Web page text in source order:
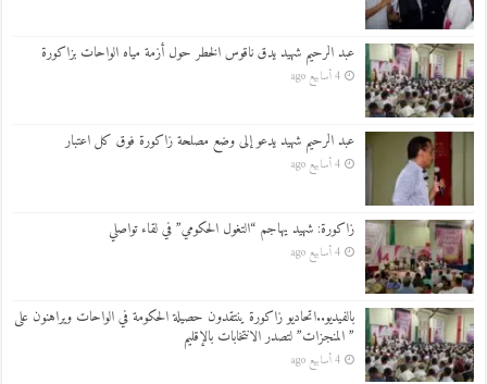
عبد الرحيم شهيد يدق ناقوس الخطر حول أزمة مياه الواحات بزاكورة
4 أسابيع ago
عبد الرحيم شهيد يدعو إلى وضع مصلحة زاكورة فوق كل اعتبار
4 أسابيع ago
زاكورة: شهيد يهاجم “التغول الحكومي” في لقاء تواصلي
4 أسابيع ago
بالفيديو..اتحاديو زاكورة ينتقدون حصيلة الحكومة في الواحات ويراهنون على
” المنجزات” لتصدر الانتخابات بالإقليم
4 أسابيع ago